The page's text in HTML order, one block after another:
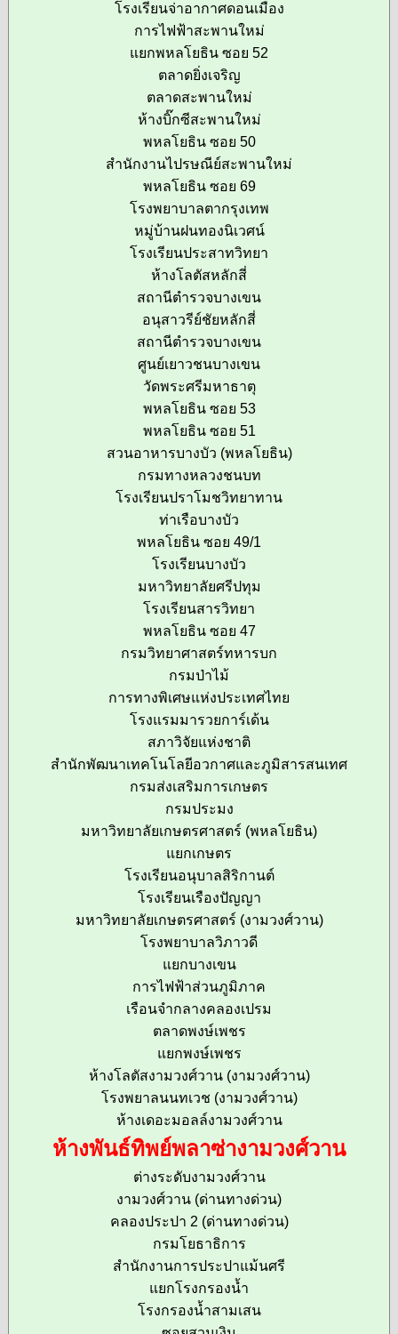
โรงเรียนจ่าอากาศดอนเมือง
การไฟฟ้าสะพานใหม่
แยกพหลโยธิน ซอย 52
ตลาดยิ่งเจริญ
ตลาดสะพานใหม่
ห้างบิ๊กซีสะพานใหม่
พหลโยธิน ซอย 50
สำนักงานไปรษณีย์สะพานใหม่
พหลโยธิน ซอย 69
โรงพยาบาลตากรุงเทพ
หมู่บ้านฝนทองนิเวศน์
โรงเรียนประสาทวิทยา
ห้างโลตัสหลักสี่
สถานีตำรวจบางเขน
อนุสาวรีย์ชัยหลักสี่
สถานีตำรวจบางเขน
ศูนย์เยาวชนบางเขน
วัดพระศรีมหาธาตุ
พหลโยธิน ซอย 53
พหลโยธิน ซอย 51
สวนอาหารบางบัว (พหลโยธิน)
กรมทางหลวงชนบท
โรงเรียนปราโมชวิทยาทาน
ท่าเรือบางบัว
พหลโยธิน ซอย 49/1
โรงเรียนบางบัว
มหาวิทยาลัยศรีปทุม
โรงเรียนสารวิทยา
พหลโยธิน ซอย 47
กรมวิทยาศาสตร์ทหารบก
กรมป่าไม้
การทางพิเศษแห่งประเทศไทย
โรงแรมมารวยการ์เด้น
สภาวิจัยแห่งชาติ
สำนักพัฒนาเทคโนโลยีอวกาศและภูมิสารสนเทศ
กรมส่งเสริมการเกษตร
กรมประมง
มหาวิทยาลัยเกษตรศาสตร์ (พหลโยธิน)
แยกเกษตร
โรงเรียนอนุบาลสิริกานต์
โรงเรียนเรืองปัญญา
มหาวิทยาลัยเกษตรศาสตร์ (งามวงศ์วาน)
โรงพยาบาลวิภาวดี
แยกบางเขน
การไฟฟ้าส่วนภูมิภาค
เรือนจำกลางคลองเปรม
ตลาดพงษ์เพชร
แยกพงษ์เพชร
ห้างโลตัสงามวงศ์วาน (งามวงศ์วาน)
โรงพยาลนนทเวช (งามวงศ์วาน)
ห้างเดอะมอลล์งามวงศ์วาน
ห้างพันธ์ทิพย์พลาซ่างามวงศ์วาน
ต่างระดับงามวงศ์วาน
งามวงศ์วาน (ด่านทางด่วน)
คลองประปา 2 (ด่านทางด่วน)
กรมโยธาธิการ
สำนักงานการประปาแม้นศรี
แยกโรงกรองน้ำ
โรงกรองน้ำสามเสน